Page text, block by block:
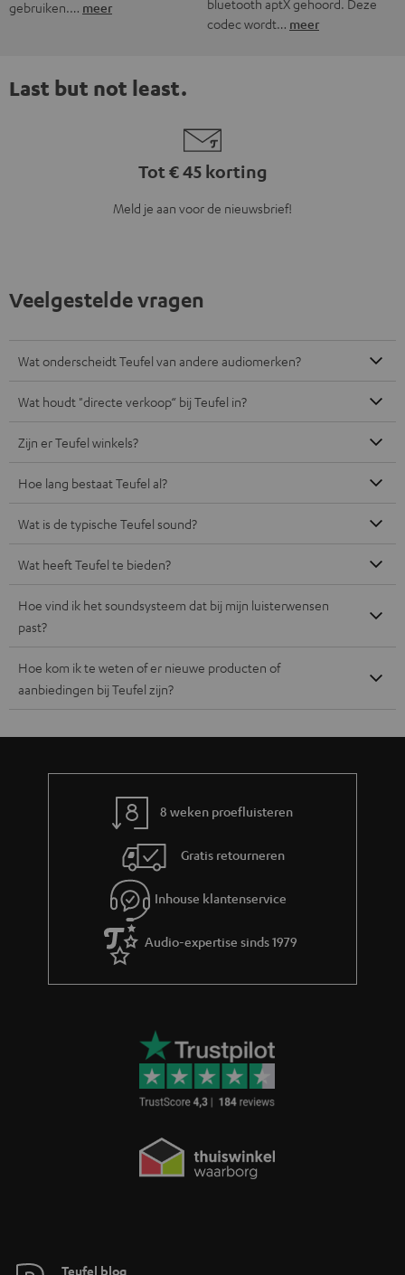
gebruiken.… meer
bluetooth aptX gehoord. Deze
codec wordt… meer
Last but not least.
Tot € 45 korting
Meld je aan voor de nieuwsbrief!
Veelgestelde vragen
Wat onderscheidt Teufel van andere audiomerken?
Wat houdt "directe verkoop“ bij Teufel in?
Zijn er Teufel winkels?
Hoe lang bestaat Teufel al?
Wat is de typische Teufel sound?
Wat heeft Teufel te bieden?
Hoe vind ik het soundsysteem dat bij mijn luisterwensen
past?
Hoe kom ik te weten of er nieuwe producten of
aanbiedingen bij Teufel zijn?
8 weken proefluisteren
Gratis retourneren
Inhouse klantenservice
Audio-expertise sinds 1979
Teufel blog